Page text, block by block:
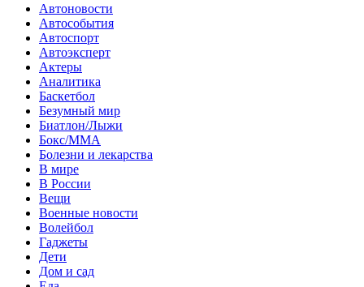
Автоновости
Автособытия
Автоспорт
Автоэксперт
Актеры
Аналитика
Баскетбол
Безумный мир
Биатлон/Лыжи
Бокс/MMA
Болезни и лекарства
В мире
В России
Вещи
Военные новости
Волейбол
Гаджеты
Дети
Дом и сад